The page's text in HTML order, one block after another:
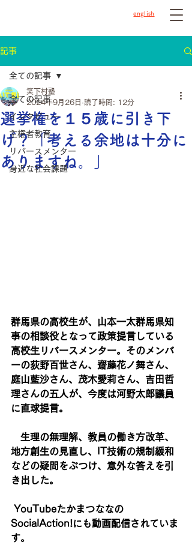
english
記事
全ての記事
インタビュー
主権者教育
リバースメンター
身近な社会課題
全ての記事
選挙権を１５歳に引き下
げ？「考える余地は十分に
ありますね。」
笑下村塾
2024年9月26日 読了時間: 12分
群馬県の高校生が、山本一太群馬県知
事の相談役となって政策提言している
高校生リバースメンター。そのメンバ
ーの荻野百世さん、齋藤花ノ舞さん、
庭山藍沙さん、茂木愛莉さん、吉田哲
理さんの五人が、今度は河野太郎議員
に直球提言。
生理の無理解、教員の働き方改革、
地方創生の見直し、IT技術の規制緩和
などの疑問をぶつけ、意外な答えを引
き出した。
YouTubeたかまつななの
SocialAction!にも動画配信されていま
す。